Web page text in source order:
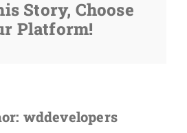
Estados
Unidos
si
víctima
de
Story, Choose
Platform!
wddevelopers